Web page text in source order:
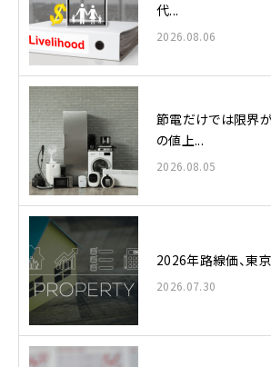
代...
2026.08.06
節電だけでは限界
の値上...
2026.08.05
2026年路線価、東
2026.07.30